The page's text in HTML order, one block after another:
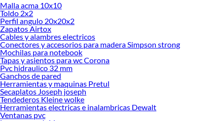
Desde remodelaciones hasta proyectos de decoración, estamos aquí para hacer
tus ideas realidad. ¡Visítanos y encuentra todo lo que tenemos para ofrecerte en
Tecnología!
Explora la variedad de productos de Tecnología en Sodimac
Herramientas, materiales y accesorios de calidad para tus proyectos y
renovación de espacios. ¡Visítanos y descubre todo lo que tenemos para
ofrecerte!
Encuentra una amplia variedad de productos de Tecnología en Sodimac.
Encuentra todo lo necesario para tus proyectos de renovación y decoración.
¡Visítanos y haz tus ideas realidad!
Malla acma 10x10
Toldo 2x2
Perfil angulo 20x20x2
Zapatos Airtox
Cables y alambres electricos
Conectores y accesorios para madera Simpson strong
Mochilas para notebook
Tapas y asientos para wc Corona
Pvc hidraulico 32 mm
Ganchos de pared
Herramientas y maquinas Pretul
Secaplatos Joseph joseph
Tendederos Kleine wolke
Herramientas electricas e inalambricas Dewalt
Ventanas pvc